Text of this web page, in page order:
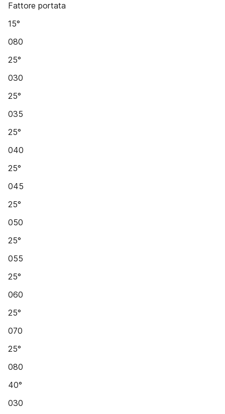
Fattore portata
15°
080
25°
030
25°
035
25°
040
25°
045
25°
050
25°
055
25°
060
25°
070
25°
080
40°
030